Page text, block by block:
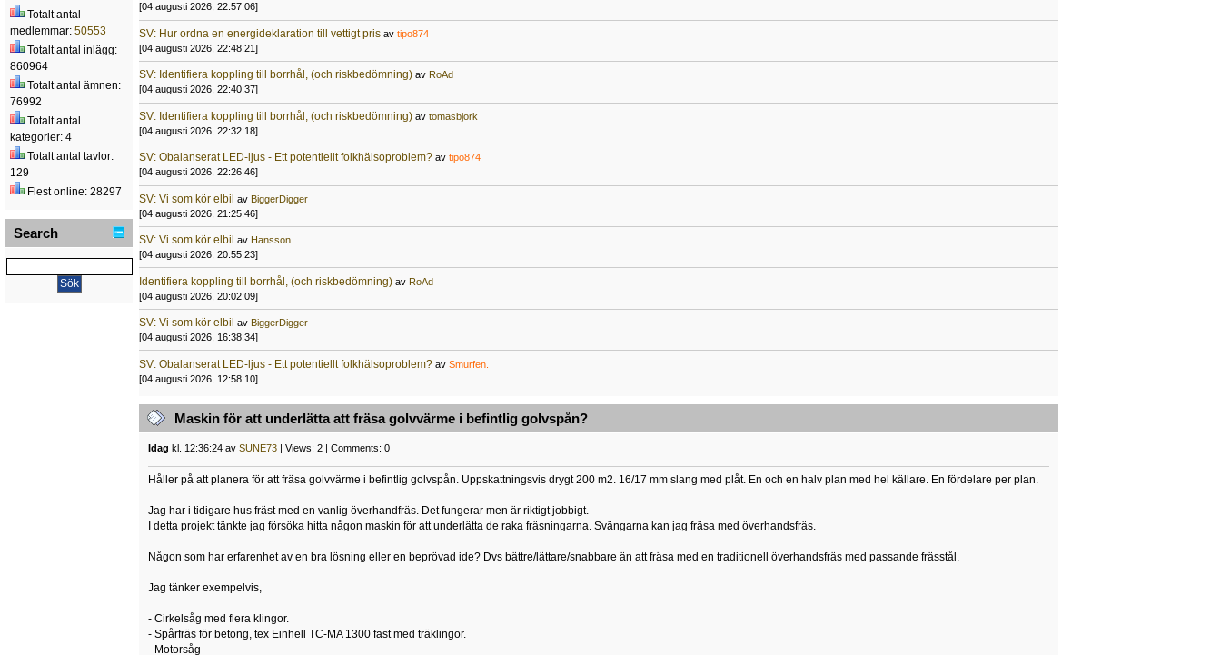
Totalt antal
medlemmar: 50553
Totalt antal inlägg:
860964
Totalt antal ämnen:
76992
Totalt antal
kategorier: 4
Totalt antal tavlor:
129
Flest online: 28297
Search
[04 augusti 2026, 22:57:06]
SV: Hur ordna en energideklaration till vettigt pris av tipo874
[04 augusti 2026, 22:48:21]
SV: Identifiera koppling till borrhål, (och riskbedömning) av RoAd
[04 augusti 2026, 22:40:37]
SV: Identifiera koppling till borrhål, (och riskbedömning) av tomasbjork
[04 augusti 2026, 22:32:18]
SV: Obalanserat LED-ljus - Ett potentiellt folkhälsoproblem? av tipo874
[04 augusti 2026, 22:26:46]
SV: Vi som kör elbil av BiggerDigger
[04 augusti 2026, 21:25:46]
SV: Vi som kör elbil av Hansson
[04 augusti 2026, 20:55:23]
Identifiera koppling till borrhål, (och riskbedömning) av RoAd
[04 augusti 2026, 20:02:09]
SV: Vi som kör elbil av BiggerDigger
[04 augusti 2026, 16:38:34]
SV: Obalanserat LED-ljus - Ett potentiellt folkhälsoproblem? av Smurfen.
[04 augusti 2026, 12:58:10]
Maskin för att underlätta att fräsa golvvärme i befintlig golvspån?
Idag kl. 12:36:24 av SUNE73| Views: 2 | Comments: 0
Håller på att planera för att fräsa golvvärme i befintlig golvspån. Uppskattningsvis drygt 200 m2. 16/17 mm slang med plåt. En och en halv plan med hel källare. En fördelare per plan.
Jag har i tidigare hus fräst med en vanlig överhandfräs. Det fungerar men är riktigt jobbigt.
I detta projekt tänkte jag försöka hitta någon maskin för att underlätta de raka fräsningarna. Svängarna kan jag fräsa med överhandsfräs.
Någon som har erfarenhet av en bra lösning eller en beprövad ide? Dvs bättre/lättare/snabbare än att fräsa med en traditionell överhandsfräs med passande frässtål.
Jag tänker exempelvis,
- Cirkelsåg med flera klingor.
- Spårfräs för betong, tex Einhell TC-MA 1300 fast med träklingor.
- Motorsåg